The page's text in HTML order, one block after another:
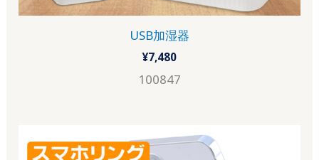
USB加湿器
¥7,480
100847